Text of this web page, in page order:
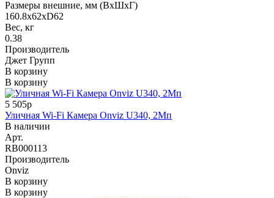
Размеры внешние, мм (ВхШхГ)
160.8х62хD62
Вес, кг
0.38
Производитель
Джет Групп
В корзину
В корзину
5 505р
Уличная Wi-Fi Камера Onviz U340, 2Мп
В наличии
Арт.
RB000113
Производитель
Onviz
В корзину
В корзину